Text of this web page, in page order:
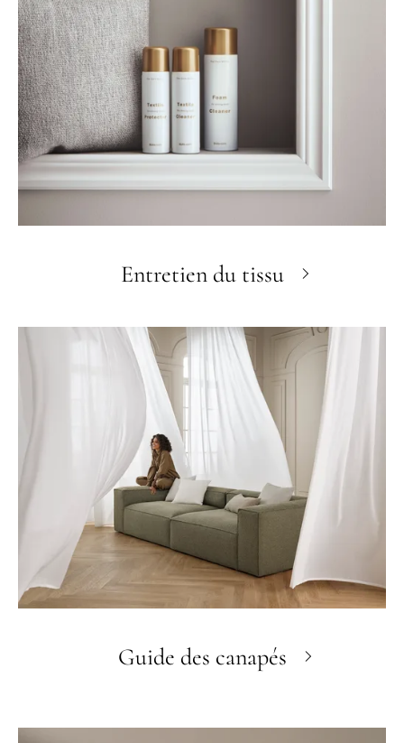
Entretien du tissu
Guide des canapés